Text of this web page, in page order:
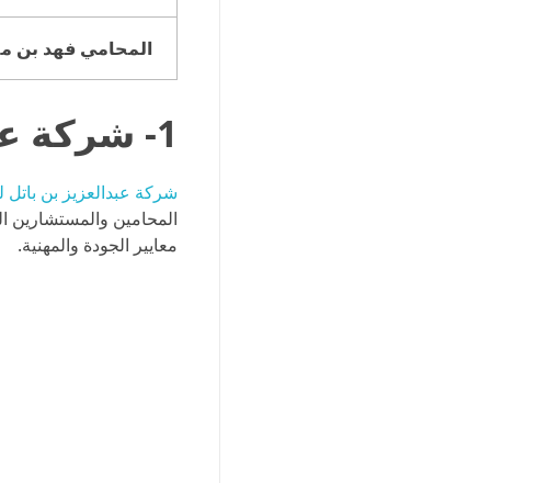
المحامي فهد بن
1- شركة عبدالعزيز بن باتل للمحاماة والاستشارات القانونية
شركة عبدالعزيز بن باتل
المحامين والمستشارين
معايير الجودة والمهنية.